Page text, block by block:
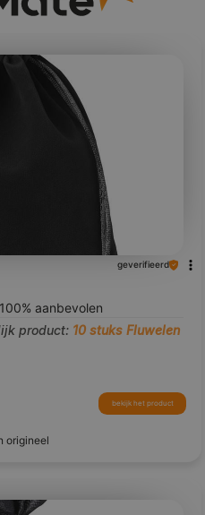
origineel
geverifieerd
aanbevolen
product: 10 stuks Fluwelen
bekijk het product